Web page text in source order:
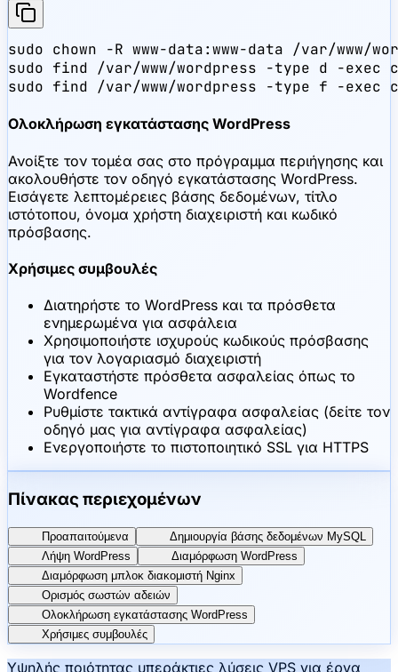
sudo chown -R www-data:www-data /var/www/
sudo find /var/www/wordpress -type d -exec
sudo find /var/www/wordpress -type f -exec
Ολοκλήρωση εγκατάστασης WordPress
Ανοίξτε τον τομέα σας στο πρόγραμμα περιήγησης και
ακολουθήστε τον οδηγό εγκατάστασης WordPress.
Εισάγετε λεπτομέρειες βάσης δεδομένων, τίτλο
ιστότοπου, όνομα χρήστη διαχειριστή και κωδικό
πρόσβασης.
Χρήσιμες συμβουλές
Διατηρήστε το WordPress και τα πρόσθετα
ενημερωμένα για ασφάλεια
Χρησιμοποιήστε ισχυρούς κωδικούς πρόσβασης
για τον λογαριασμό διαχειριστή
Εγκαταστήστε πρόσθετα ασφαλείας όπως το
Wordfence
Ρυθμίστε τακτικά αντίγραφα ασφαλείας (δείτε τον
οδηγό μας για αντίγραφα ασφαλείας)
Ενεργοποιήστε το πιστοποιητικό SSL για HTTPS
Πίνακας περιεχομένων
Προαπαιτούμενα
Δημιουργία βάσης δεδομένων MySQL
Λήψη WordPress
Διαμόρφωση WordPress
Διαμόρφωση μπλοκ διακομιστή Nginx
Ορισμός σωστών αδειών
Ολοκλήρωση εγκατάστασης WordPress
Χρήσιμες συμβουλές
Υψηλής ποιότητας υπεράκτιες λύσεις VPS για έργα